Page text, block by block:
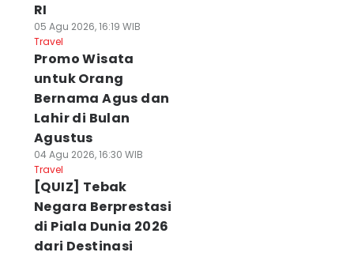
RI
05 Agu 2026, 16:19 WIB
Travel
Promo Wisata
untuk Orang
Bernama Agus dan
Lahir di Bulan
Agustus
04 Agu 2026, 16:30 WIB
Travel
[QUIZ] Tebak
Negara Berprestasi
di Piala Dunia 2026
dari Destinasi